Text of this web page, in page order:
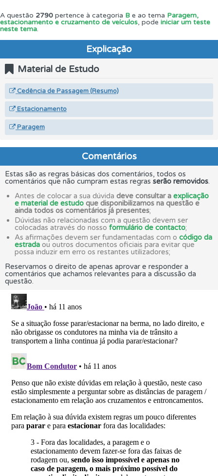
A questão 2790 pertence à categoria B e ao tema Paragem,
estacionamento e cruzamento de veículos, pode iniciar um teste
neste tema.
Explicação
Material de Estudo
Cedência de Passagem (Resumo)
Estacionamento
Paragem
Comentários
Estas são as regras básicas dos comentários, todos os
comentários que não cumpram estas regras serão removidos.
Antes de colocar a sua dúvida deve consultar a explicação
e material de estudo que disponibilizamos na questão e
ainda todos os comentários já presentes;
Dúvidas não relacionadas com a questão devem ser
colocadas através do nosso formulário de contacto;
As afirmações devem ser fundamentadas com o código da
estrada ou outros documentos oficiais para evitar que
possa induzir em erro os restantes utilizadores;
Reservamos o direito de apenas aprovar e responder a
comentários que achamos relevantes para a discussão da
questão.